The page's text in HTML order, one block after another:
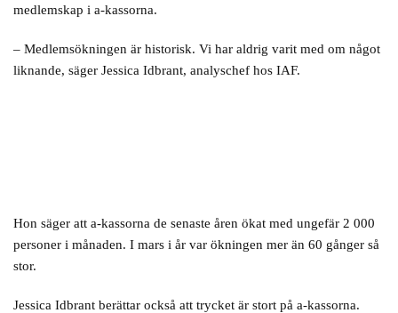
medlemskap i a-kassorna.
– Medlemsökningen är historisk. Vi har aldrig varit med om något
liknande, säger Jessica Idbrant, analyschef hos IAF.
Hon säger att a-kassorna de senaste åren ökat med ungefär 2 000
personer i månaden. I mars i år var ökningen mer än 60 gånger så
stor.
Jessica Idbrant berättar också att trycket är stort på a-kassorna.